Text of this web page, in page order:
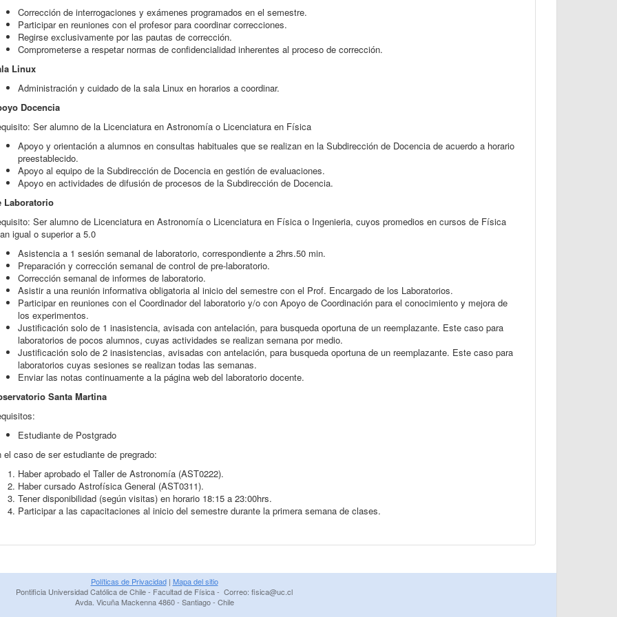
Corrección de interrogaciones y exámenes programados en el semestre.
Participar en reuniones con el profesor para coordinar correcciones.
Regirse exclusivamente por las pautas de corrección.
Comprometerse a respetar normas de confidencialidad inherentes al proceso de corrección.
Linux
Administración y cuidado de la sala Linux en horarios a coordinar.
Docencia
Ser alumno de la Licenciatura en Astronomía o Licenciatura en Física
Apoyo y orientación a alumnos en consultas habituales que se realizan en la Subdirección de Docencia de acuerdo a horario
preestablecido.
Apoyo al equipo de la Subdirección de Docencia en gestión de evaluaciones.
Apoyo en actividades de difusión de procesos de la Subdirección de Docencia.
Laboratorio
Ser alumno de Licenciatura en Astronomía o Licenciatura en Física o Ingenieria, cuyos promedios en cursos de Física
igual o superior a 5.0
Asistencia a 1 sesión semanal de laboratorio, correspondiente a 2hrs.50 min.
Preparación y corrección semanal de control de pre-laboratorio.
Corrección semanal de informes de laboratorio.
Asistir a una reunión informativa obligatoria al inicio del semestre con el Prof. Encargado de los Laboratorios.
Participar en reuniones con el Coordinador del laboratorio y/o con Apoyo de Coordinación para el conocimiento y mejora de
los experimentos.
Justificación solo de 1 inasistencia, avisada con antelación, para busqueda oportuna de un reemplazante. Este caso para
laboratorios de pocos alumnos, cuyas actividades se realizan semana por medio.
Justificación solo de 2 inasistencias, avisadas con antelación, para busqueda oportuna de un reemplazante. Este caso para
laboratorios cuyas sesiones se realizan todas las semanas.
Enviar las notas continuamente a la página web del laboratorio docente.
Santa Martina
Estudiante de Postgrado
el caso de ser estudiante de pregrado:
Haber aprobado el Taller de Astronomía (AST0222).
Haber cursado Astrofísica General (AST0311).
Tener disponibilidad (según visitas) en horario 18:15 a 23:00hrs.
Participar a las capacitaciones al inicio del semestre durante la primera semana de clases.
Políticas de Privacidad| Mapa del sitio
Pontificia Universidad Católica de Chile - Facultad de Física - Correo: fisica@uc.cl
Avda. Vicuña Mackenna 4860 - Santiago - Chile